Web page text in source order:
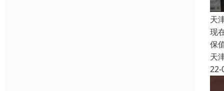
天
现
保
天
22-